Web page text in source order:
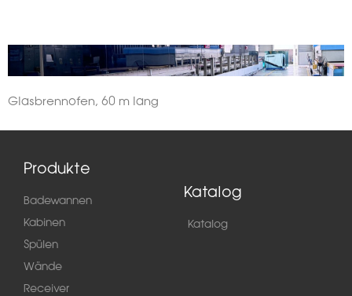
Glasbrennofen, 60 m lang
Produkte
Badewannen
Kabinen
Spülen
Wände
Receiver
Katalog
Katalog